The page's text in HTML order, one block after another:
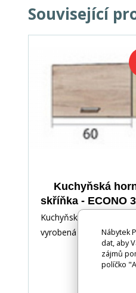
Související
Kuchyňská
skříňka - ECONO
Dub sonoma/San
Remo/Bílá
Kuchyňská linka ECONO
vyrobená z 16mm
laminované
desky. Hrany jsou
Nábytek
dat, aby
zájmů
políčko